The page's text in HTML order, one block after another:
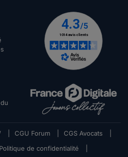
CGU Forum CGS Avocats
Politique de confidentialité